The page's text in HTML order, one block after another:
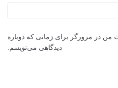
من در مرورگر برای زمانی که دوباره
دیدگاهی می‌نویسم.